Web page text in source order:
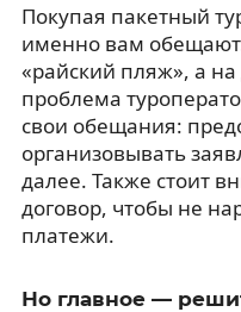
Покупая пакетный
именно вам
«райский пляж», а
проблема
свои обещания:
организовывать
далее. Также стоит
договор, чтобы не
платежи.
Но главное —